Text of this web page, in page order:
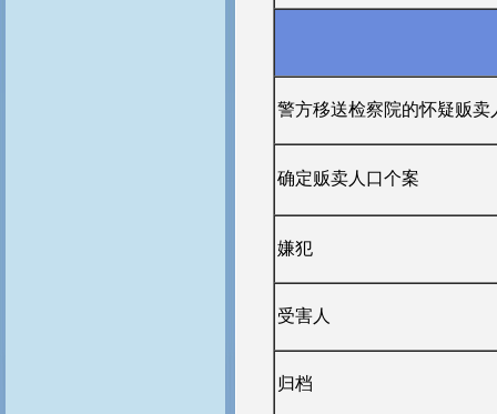
警方移送检察院的怀疑贩卖
确定贩卖人口个案
嫌犯
受害人
归档